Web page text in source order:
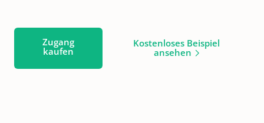
Zugang
kaufen
Kostenloses Beispiel
ansehen